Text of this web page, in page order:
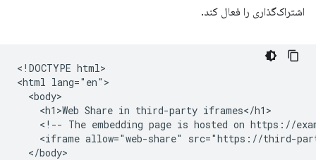
اشتراک‌گذاری را فعال کند.
<!DOCTYPE html>
<html lang="en">
  <body>
    <h1>Web Share in third-party iframes</h1>
<!-- The embedding page is hosted on https://
<iframe allow="web-share" src="https://third-
  </body>